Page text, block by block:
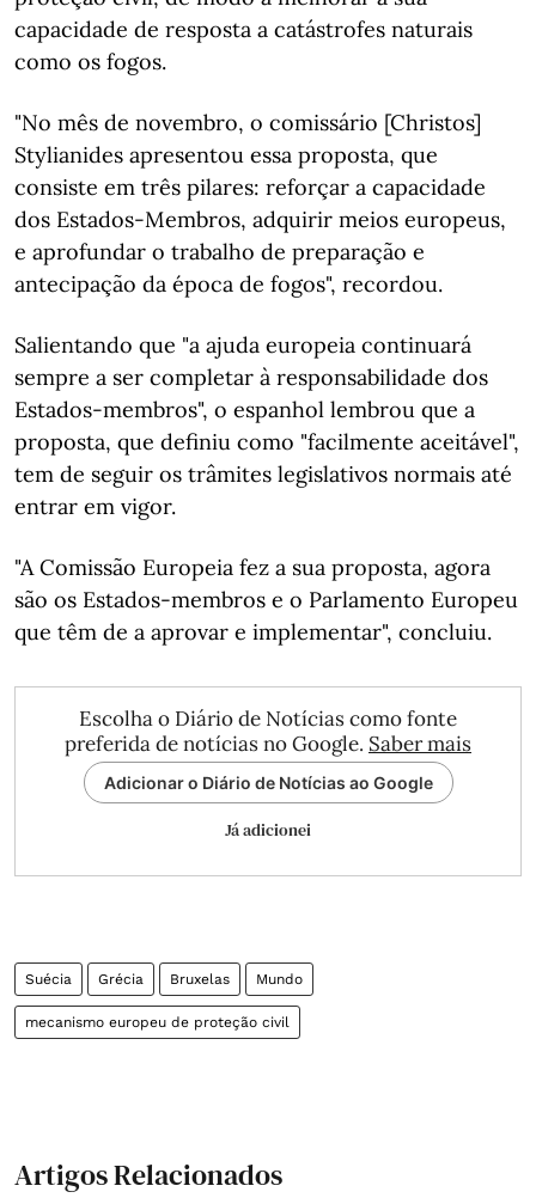
capacidade de resposta a catástrofes naturais
como os fogos.
"No mês de novembro, o comissário [Christos]
Stylianides apresentou essa proposta, que
consiste em três pilares: reforçar a capacidade
dos Estados-Membros, adquirir meios europeus,
e aprofundar o trabalho de preparação e
antecipação da época de fogos", recordou.
Salientando que "a ajuda europeia continuará
sempre a ser completar à responsabilidade dos
Estados-membros", o espanhol lembrou que a
proposta, que definiu como "facilmente aceitável",
tem de seguir os trâmites legislativos normais até
entrar em vigor.
"A Comissão Europeia fez a sua proposta, agora
são os Estados-membros e o Parlamento Europeu
que têm de a aprovar e implementar", concluiu.
Escolha o Diário de Notícias como fonte
preferida de notícias no Google. Saber mais
Adicionar o Diário de Notícias ao Google
Já adicionei
Suécia Grécia Bruxelas Mundo
mecanismo europeu de proteção civil
Artigos Relacionados